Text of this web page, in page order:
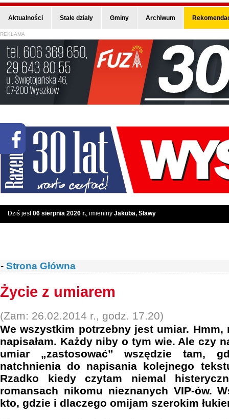
Aktualności Stałe działy Gminy Archiwum
REKLAMA
Dziś jest06 sierpnia 2026 r., imieniny Jakuba, Sławy
- Strona Główna
Życie z umiarem
(Zam: 26.02.2014 r., godz. 17.20)
We wszystkim potrzebny jest umiar. Hmm,
napisałam. Każdy niby o tym wie. Ale czy
umiar „zastosować” wszędzie tam,
natchnienia do napisania kolejnego
Rzadko kiedy czytam niemal
romansach nikomu nieznanych VIP-ów.
kto, gdzie i dlaczego omijam szerokim